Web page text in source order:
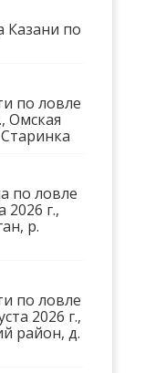
Казани по
по ловле
Омская
по ловле
2026 г.,
р.
по ловле
2026 г.,
район, д.